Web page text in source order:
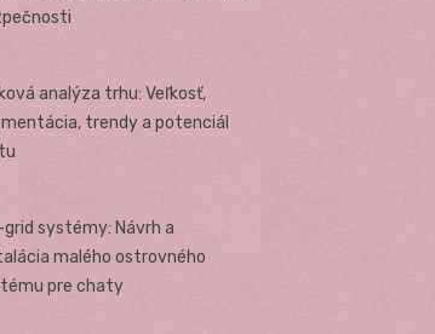
analýza trhu: Veľkosť,
trendy a potenciál
systémy: Návrh a
malého ostrovného
pre chaty